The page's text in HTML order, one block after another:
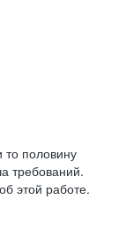
то половину
требований.
этой работе.